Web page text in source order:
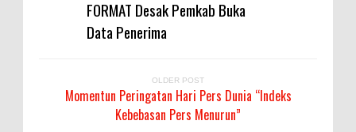
FORMAT Desak Pemkab Buka
Data Penerima
OLDER POST
Momentun Peringatan Hari Pers Dunia “Indeks
Kebebasan Pers Menurun”